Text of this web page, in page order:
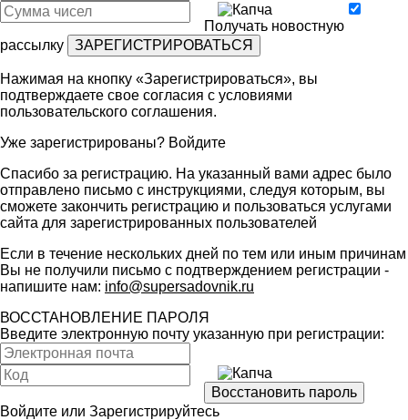
Получать новостную
рассылку
Нажимая на кнопку «Зарегистрироваться», вы
подтверждаете свое согласия с условиями
пользовательского соглашения.
Уже зарегистрированы? Войдите
Спасибо за регистрацию. На указанный вами адрес было
отправлено письмо с инструкциями, следуя которым, вы
сможете закончить регистрацию и пользоваться услугами
сайта для зарегистрированных пользователей
Если в течение нескольких дней по тем или иным причинам
Вы не получили письмо с подтверждением регистрации -
напишите нам: info@supersadovnik.ru
ВОССТАНОВЛЕНИЕ ПАРОЛЯ
Введите электронную почту указанную при регистрации:
Войдите или Зарегистрируйтесь